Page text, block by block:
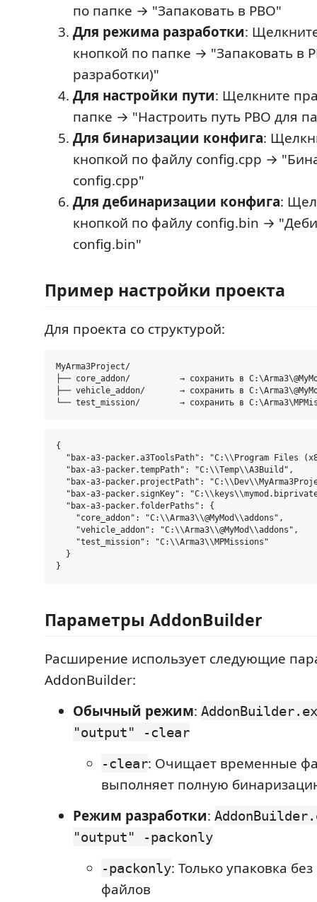
по папке → "Запаковать в PBO"
Для режима разработки:
кнопкой по папке → "Запаковать в
разработки)"
Для настройки пути: Щелкните
папке → "Настроить путь PBO для
Для бинаризации конфига:
кнопкой по файлу config.cpp →
config.cpp"
Для дебинаризации конфига:
кнопкой по файлу config.bin →
config.bin"
Пример настройки проекта
Для проекта со структурой:
MyArma3Project/
├── core_addon/          → сохранить в
├── vehicle_addon/       → сохранить в
{
"bax-a3-packer.a3ToolsPath": "C:\\Program Files
  "bax-a3-packer.tempPath": "C:\\Temp\\A3Build",
"bax-a3-packer.projectPath":
"bax-a3-packer.signKey":
  "bax-a3-packer.folderPaths": {
    "core_addon": "C:\\Arma3\\@MyMod\\addons",
    "vehicle_addon": "C:\\Arma3\\@MyMod\\addons",
    "test_mission": "C:\\Arma3\\MPMissions"
  }
Параметры AddonBuilder
Расширение использует следующие
AddonBuilder:
Обычный режим:
"output" -clear
-clear: Очищает временные
выполняет полную
Режим разработки:
"output" -packonly
-packonly: Только упаковка
файлов